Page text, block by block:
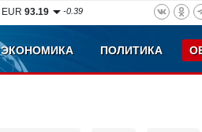
EUR93.19 -0.39
ЭКОНОМИКА ПОЛИТИКА